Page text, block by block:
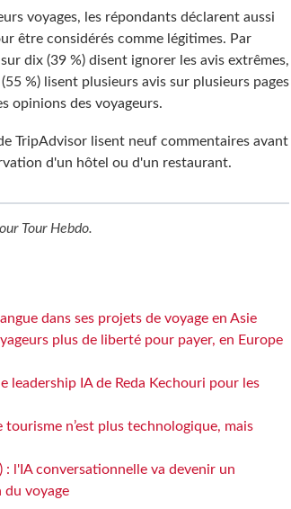
voyages, les répondants déclarent aussi
être considérés comme légitimes. Par
dix (39 %) disent ignorer les avis extrêmes,
%) lisent plusieurs avis sur plusieurs pages
opinions des voyageurs.
TripAdvisor lisent neuf commentaires avant
d'un hôtel ou d'un restaurant.
Tour Hebdo.
dans ses projets de voyage en Asie
plus de liberté pour payer, en Europe
leadership IA de Reda Kechouri pour les
tourisme n’est plus technologique, mais
: l'IA conversationnelle va devenir un
du voyage